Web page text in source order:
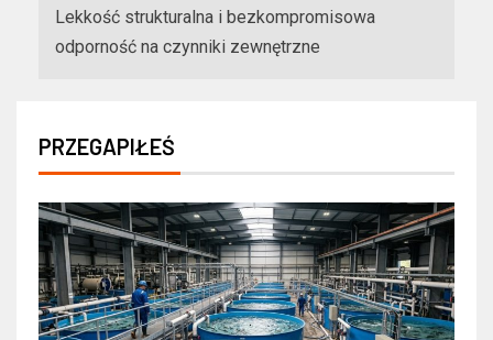
Lekkość strukturalna i bezkompromisowa
odporność na czynniki zewnętrzne
PRZEGAPIŁEŚ